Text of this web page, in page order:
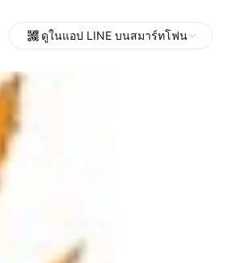
ดูในแอป LINE บนสมาร์ทโฟน